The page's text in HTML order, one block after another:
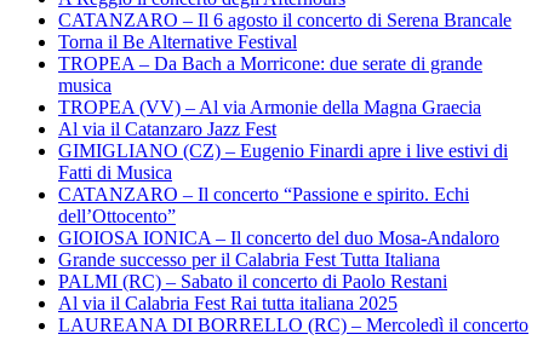
CATANZARO – Il 6 agosto il concerto di Serena Brancale
Torna il Be Alternative Festival
TROPEA – Da Bach a Morricone: due serate di grande
musica
TROPEA (VV) – Al via Armonie della Magna Graecia
Al via il Catanzaro Jazz Fest
GIMIGLIANO (CZ) – Eugenio Finardi apre i live estivi di
Fatti di Musica
CATANZARO – Il concerto “Passione e spirito. Echi
dell’Ottocento”
GIOIOSA IONICA – Il concerto del duo Mosa-Andaloro
Grande successo per il Calabria Fest Tutta Italiana
PALMI (RC) – Sabato il concerto di Paolo Restani
Al via il Calabria Fest Rai tutta italiana 2025
LAUREANA DI BORRELLO (RC) – Mercoledì il concerto